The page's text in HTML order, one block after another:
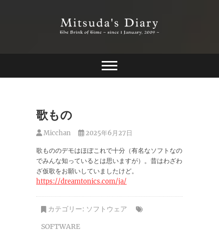
Mitsuda's Diary
歌もの
Micchan 2025年6月27日
歌もののデモはほぼこれで十分（有名なソフトなの
でみんな知っているとは思いますが）。昔はわざわ
ざ仮歌をお願いしていましたけど。
https://dreamtonics.com/ja/
カテゴリー: ソフトウェア
SOFTWARE